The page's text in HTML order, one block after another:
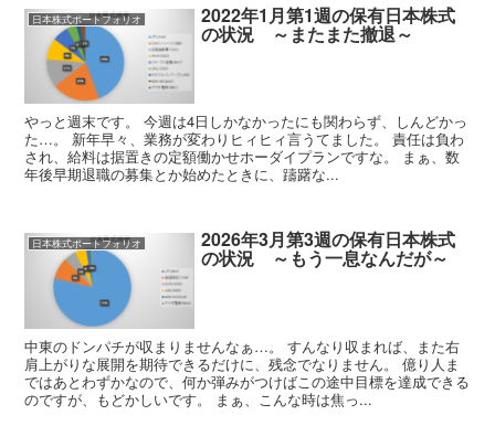
日本株式ポートフォリオ 2022年1月第1週の保有日本株式
の状況 ～またまた撤退～
やっと週末です。 今週は4日しかなかったにも関わらず、しんどかっ
た…。 新年早々、業務が変わりヒィヒィ言うてました。 責任は負わ
され、給料は据置きの定額働かせホーダイプランですな。 まぁ、数
年後早期退職の募集とか始めたときに、躊躇な...
日本株式ポートフォリオ 2026年3月第3週の保有日本株式
の状況 ～もう一息なんだが～
中東のドンパチが収まりませんなぁ…。 すんなり収まれば、また右
肩上がりな展開を期待できるだけに、残念でなりません。 億り人ま
ではあとわずかなので、何か弾みがつけばこの途中目標を達成できる
のですが、もどかしいです。 まぁ、こんな時は焦っ...